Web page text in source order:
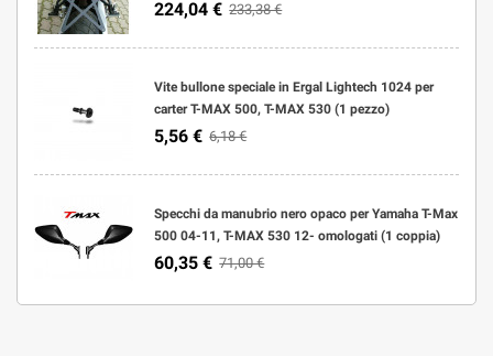
224,04 € 233,38 €
Vite bullone speciale in Ergal Lightech 1024 per
carter T-MAX 500, T-MAX 530 (1 pezzo)
5,56 € 6,18 €
Specchi da manubrio nero opaco per Yamaha T-Max
500 04-11, T-MAX 530 12- omologati (1 coppia)
60,35 € 71,00 €